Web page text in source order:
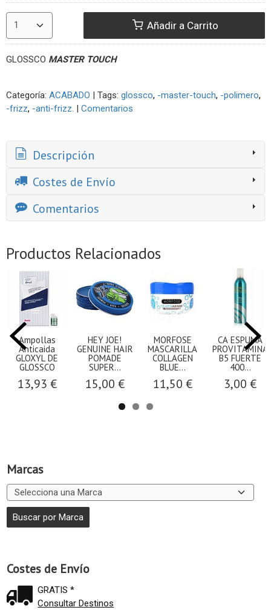
Marcas
Costes de Envío
GRATIS *
Consultar Destinos
Añadir a Carrito
GLOSSCO MASTER TOUCH
Categoría: ACABADO | Tags: glossco -master-touch -polimero
-frizz -anti-frizz. | Comentarios
Descripción
Costes de Envío
Comentarios
Productos Relacionados
Ampollas
Anticaida
GLOXYL DE
GLOSSCO
13,93 €
HEY JOE!
GENUINE HAIR
POMADE
SUPER...
15,00 €
MORFOSE
MASCARILLA
COLLAGEN
BLUE...
11,50 €
CA ESPUMA
PROVITAMINA
B5 FUERTE
400...
3,00 €